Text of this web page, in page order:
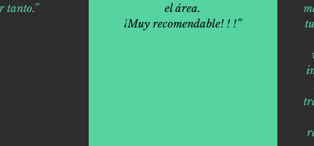
tanto.”
el área.
¡Muy recomendable! ! !”